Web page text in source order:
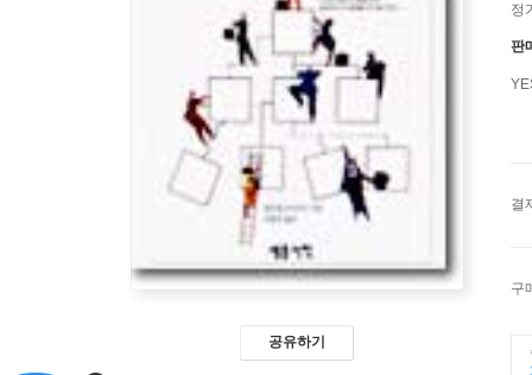
공유하기
정
판
결
구